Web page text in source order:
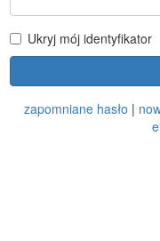
Ukryj mój identyfikator
zapomniane hasło |